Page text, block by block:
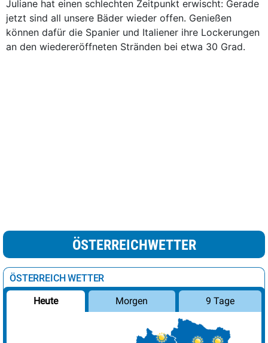
Juliane hat einen schlechten Zeitpunkt erwischt: Gerade
jetzt sind all unsere Bäder wieder offen. Genießen
können dafür die Spanier und Italiener ihre Lockerungen
an den wiedereröffneten Stränden bei etwa 30 Grad.
ÖSTERREICHWETTER
ÖSTERREICH WETTER
Heute Morgen 9 Tage